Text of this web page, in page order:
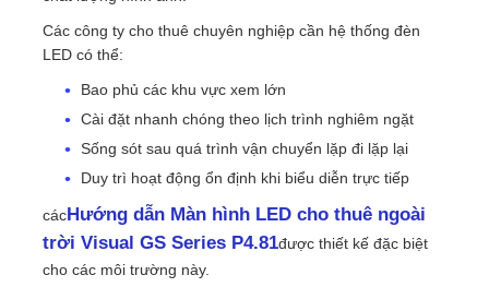
Tin tức
Các trường hợp
Yêu cầu báo giá
Màn hình treo tường LED
Các công ty cho thuê chuyên nghiệp cần hệ thống đèn
LED có thể:
Bao phủ các khu vực xem lớn
Cài đặt nhanh chóng theo lịch trình nghiêm ngặt
Sống sót sau quá trình vận chuyển lặp đi lặp lại
Duy trì hoạt động ổn định khi biểu diễn trực tiếp
cácHướng dẫn Màn hình LED cho thuê ngoài
trời Visual GS Series P4.81được thiết kế đặc biệt
cho các môi trường này.